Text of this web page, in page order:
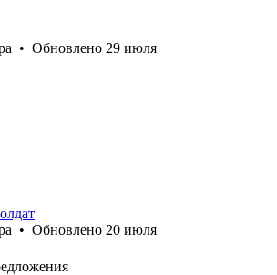
• Обновлено 29 июля
• Обновлено 20 июля